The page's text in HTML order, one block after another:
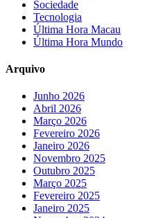
Sociedade
Tecnologia
Última Hora Macau
Última Hora Mundo
Arquivo
Junho 2026
Abril 2026
Março 2026
Fevereiro 2026
Janeiro 2026
Novembro 2025
Outubro 2025
Março 2025
Fevereiro 2025
Janeiro 2025